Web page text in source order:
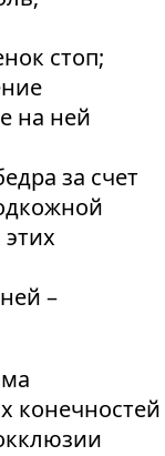
стоп;
на ней
за счет
–
конечностей